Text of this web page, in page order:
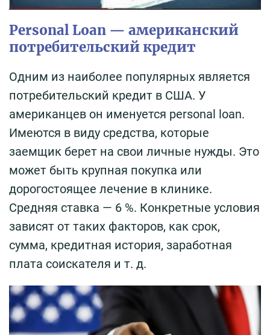
Personal Loan — американский
потребительский кредит
Одним из наиболее популярных является
потребительский кредит в США. У
американцев он именуется personal loan.
Имеются в виду средства, которые
заемщик берет на свои личные нужды. Это
может быть крупная покупка или
дорогостоящее лечение в клинике.
Средняя ставка — 6 %. Конкретные условия
зависят от таких факторов, как срок,
сумма, кредитная история, заработная
плата соискателя и т. д.